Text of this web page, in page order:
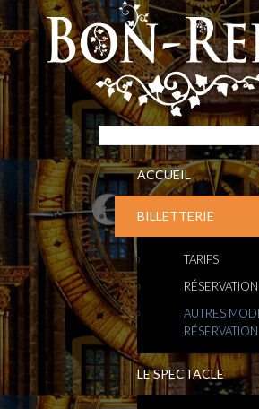
ACCUEIL
BILLETTERIE
TARIFS
AUTRES
RÉSERVATION
LE SPECTACLE